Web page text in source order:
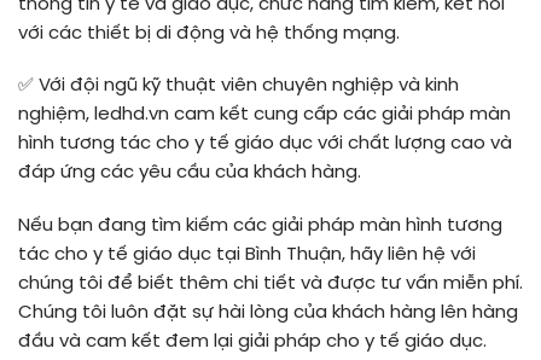
thông tin y tế và giáo dục, chức năng tìm kiếm, kết nối
với các thiết bị di động và hệ thống mạng.
✅ Với đội ngũ kỹ thuật viên chuyên nghiệp và kinh
nghiệm, ledhd.vn cam kết cung cấp các giải pháp màn
hình tương tác cho y tế giáo dục với chất lượng cao và
đáp ứng các yêu cầu của khách hàng.
Nếu bạn đang tìm kiếm các giải pháp màn hình tương
tác cho y tế giáo dục tại Bình Thuận, hãy liên hệ với
chúng tôi để biết thêm chi tiết và được tư vấn miễn phí.
Chúng tôi luôn đặt sự hài lòng của khách hàng lên hàng
đầu và cam kết đem lại giải pháp cho y tế giáo dục.